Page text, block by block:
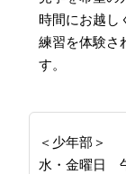
時間にお越し
練習を体験さ
す。
＜少年部＞
水・金曜日